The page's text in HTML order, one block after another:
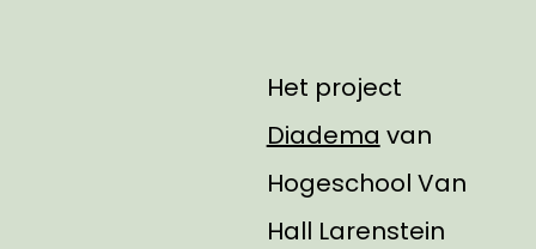
Het project
Diadema van
Hogeschool Van
Hall Larenstein